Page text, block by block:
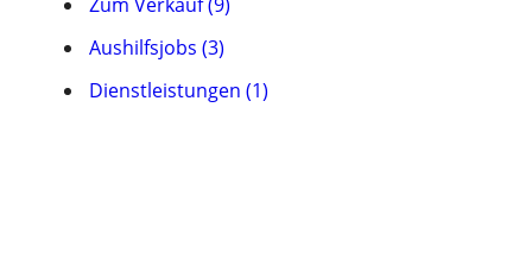
Aushilfsjobs (3)
Dienstleistungen (1)